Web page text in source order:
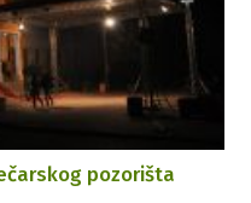
pozorišta